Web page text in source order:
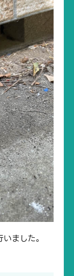
ました。